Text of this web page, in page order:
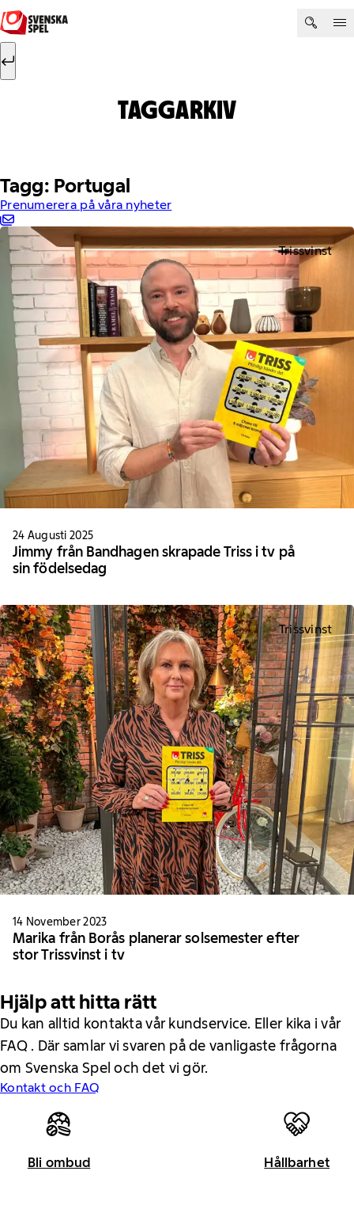
Hoppa till innehåll
Sök efter:
TAGGARKIV
Tagg: Portugal
Prenumerera på våra nyheter
Trissvinst
24 Augusti 2025
Jimmy från Bandhagen skrapade Triss i tv på
sin födelsedag
Trissvinst
14 November 2023
Marika från Borås planerar solsemester efter
stor Trissvinst i tv
Hjälp att hitta rätt
Du kan alltid kontakta vår kundservice. Eller kika i vår
FAQ . Där samlar vi svaren på de vanligaste frågorna
om Svenska Spel och det vi gör.
Kontakt och FAQ
Bli ombud Hållbarhet